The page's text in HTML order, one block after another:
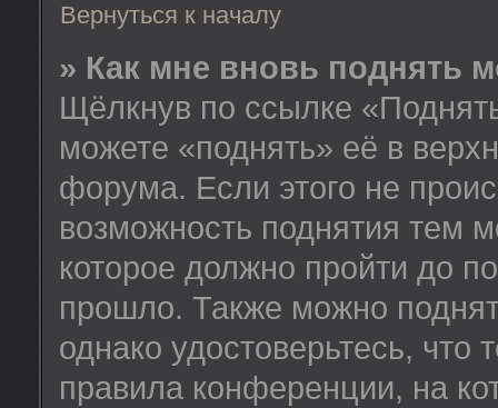
Вернуться к началу
» Как мне вновь поднять
Щёлкнув по ссылке
можете «поднять» её в
форума. Если этого не
возможность поднятия тем
которое должно пройти до
прошло. Также можно
однако удостоверьтесь,
правила конференции, на